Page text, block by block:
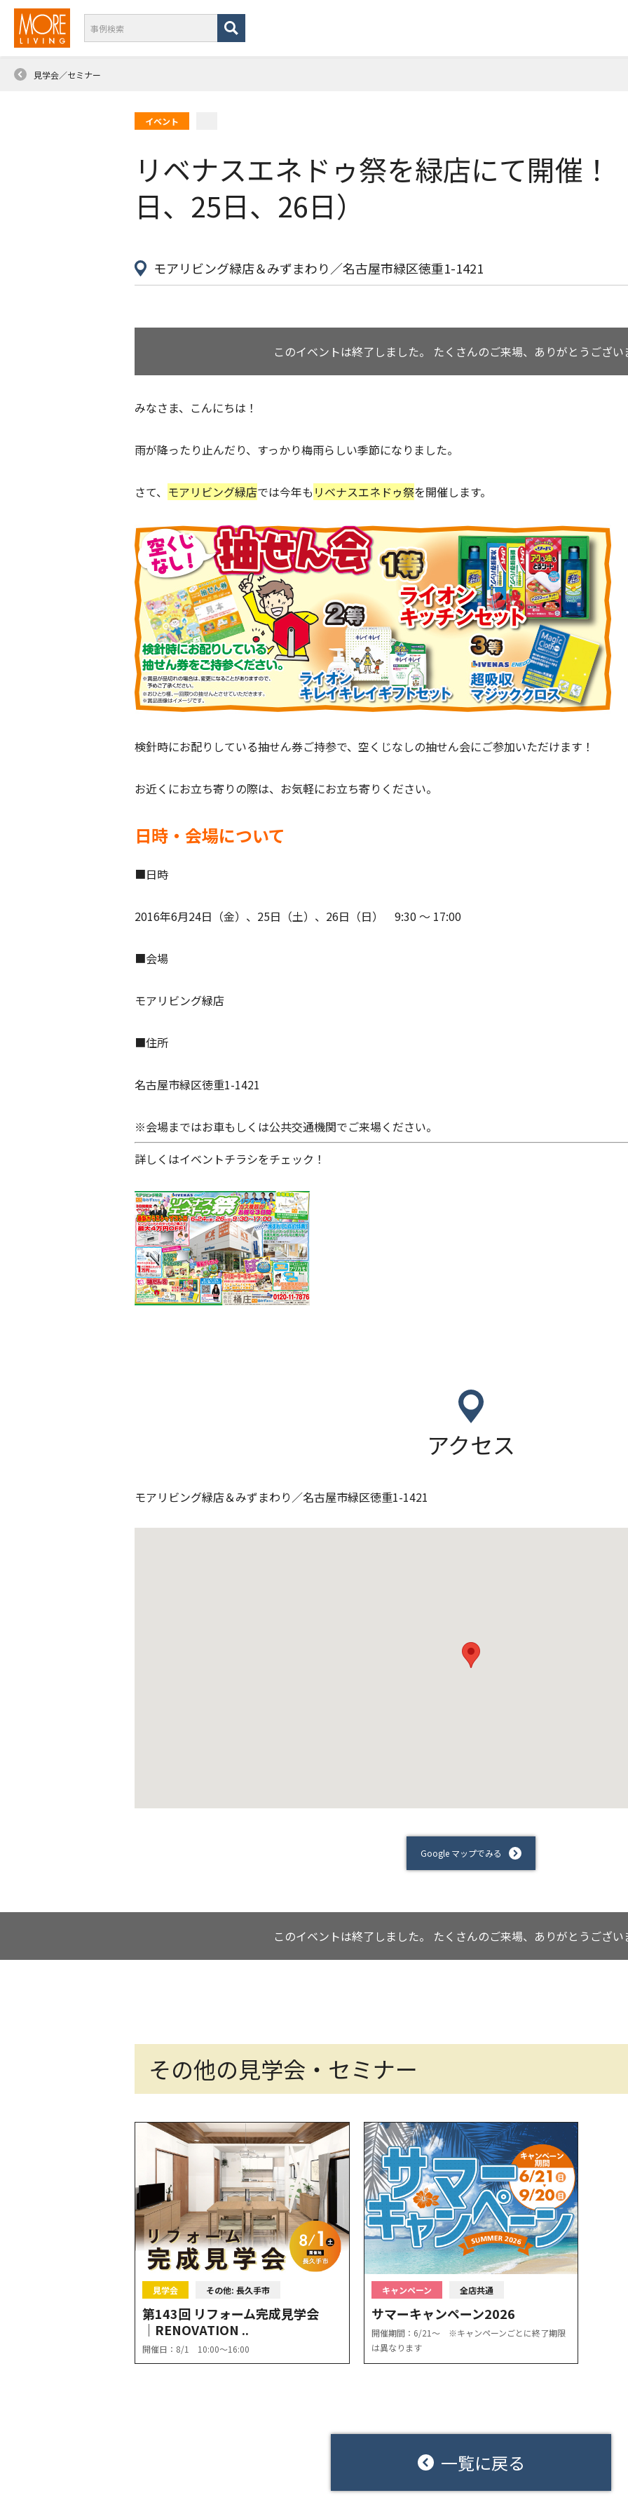
見学会／セミナー
イベント
リベナスエネドゥ祭を緑店にて開催！
日、25日、26日）
モアリビング緑店＆みずまわり／名古屋市緑区徳重1-1421
このイベントは終了しました。 たくさんのご来場、ありがとうござい
みなさま、こんにちは！
雨が降ったり止んだり、すっかり梅雨らしい季節になりました。
さて、 モアリビング緑店では今年も リベナスエネドゥ祭を開催します。
検針時にお配りしている抽せん券ご持参で、空くじなしの抽せん会にご参加いただけます！
お近くにお立ち寄りの際は、お気軽にお立ち寄りください。
日時・会場について
■日時
2016年6月24日（金）、25日（土）、26日（日） 9:30 〜 17:00
■会場
モアリビング緑店
■住所
名古屋市緑区徳重1-1421
※会場まではお車もしくは公共交通機関でご来場ください。
詳しくはイベントチラシをチェック！
アクセス
モアリビング緑店＆みずまわり／名古屋市緑区徳重1-1421
Google マップでみる
このイベントは終了しました。 たくさんのご来場、ありがとうござい
その他の見学会・セミナー
見学会 その他: 長久手市
第143回 リフォーム完成見学会
│RENOVATION ..
開催日：8/1 10:00〜16:00
キャンペーン 全店共通
サマーキャンペーン2026
開催期間：6/21〜 ※キャンペーンごとに終了期限
は異なります
一覧に戻る